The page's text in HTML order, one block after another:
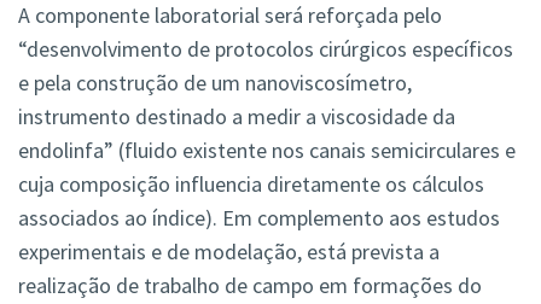
A componente laboratorial será reforçada pelo
“desenvolvimento de protocolos cirúrgicos específicos
e pela construção de um nanoviscosímetro,
instrumento destinado a medir a viscosidade da
endolinfa” (fluido existente nos canais semicirculares e
cuja composição influencia diretamente os cálculos
associados ao índice). Em complemento aos estudos
experimentais e de modelação, está prevista a
realização de trabalho de campo em formações do